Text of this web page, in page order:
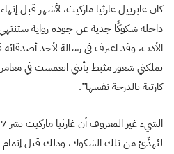
كان غابرييل غارثيا ماركيث، لأشهر قبل
داخله شكوكًا جدية عن جودة رواية
الأدب، وقد اعترف في رسالة لأحد أصدقائه
تملكني شعور مثبط بأنني انغمست في
كارثية بالدرجة نفسها”.
ليُهدِّئ من تلك الشكوك، وذلك قبل إتمام